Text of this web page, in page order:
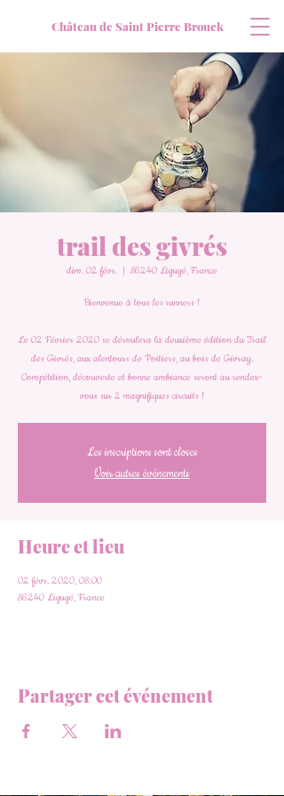
Château de Saint Pierre Brouck
trail des givrés
dim. 02 févr.
  |
86240 Ligugé, France
Bienvenue à tous les runners !
Le 02 Février 2020 se déroulera la deuxième édition du Trail
des Givrés, aux alentours de Poitiers, au bois de Givray.
Compétition, découverte et bonne ambiance seront au rendez-
vous sur 2 magnifiques circuits !
Les inscriptions sont closes
Voir autres événements
Heure et lieu
02 févr. 2020, 08:00
86240 Ligugé, France
Partager cet événement